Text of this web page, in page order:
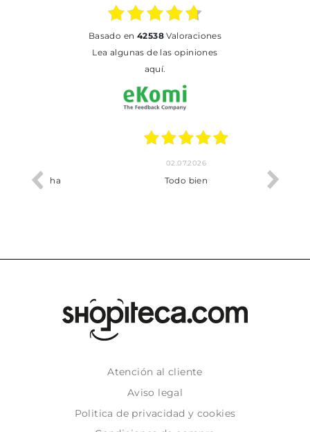
basado en 42538Valoraciones
Lea algunas de las opiniones
aquí.
02.07.2026
Todo bien
Atención al cliente
Aviso legal
Politica de privacidad y cookies